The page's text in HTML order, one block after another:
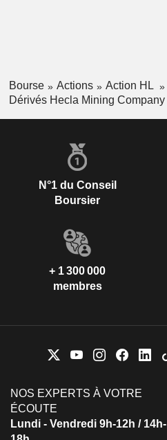
Bourse Actions
Action HL
Dérivés Hecla Mining Company
N°1 du Conseil
Boursier
+ 1 300 000
membres
NOS EXPERTS À VOTRE
ÉCOUTE
Lundi - Vendredi 9h-12h / 14h-